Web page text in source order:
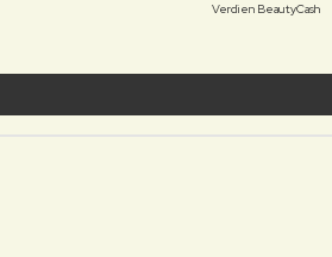
Verdien BeautyCash